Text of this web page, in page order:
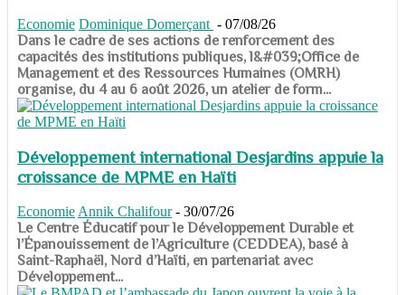
Economie Dominique Domerçant - 07/08/26
Dans le cadre de ses actions de renforcement des
capacités des institutions publiques, l&#039;Office de
Management et des Ressources Humaines (OMRH)
organise, du 4 au 6 août 2026, un atelier de form...
Développement international Desjardins appuie la
croissance de MPME en Haïti
Economie Annik Chalifour - 30/07/26
​​​​​​​Le Centre Éducatif pour le Développement Durable et
l’Épanouissement de l’Agriculture (CEDDEA), basé à
Saint-Raphaël, Nord d’Haïti, en partenariat avec
Développement...